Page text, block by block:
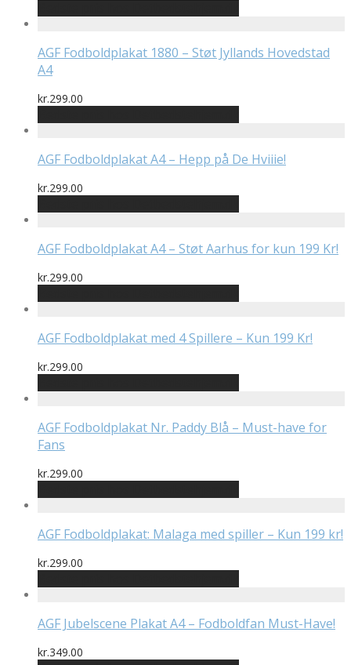
AGF Fodboldplakat 1880 – Støt Jyllands Hovedstad
A4
kr.299.00
AGF Fodboldplakat A4 – Hepp på De Hviiie!
kr.299.00
AGF Fodboldplakat A4 – Støt Aarhus for kun 199 Kr!
kr.299.00
AGF Fodboldplakat med 4 Spillere – Kun 199 Kr!
kr.299.00
AGF Fodboldplakat Nr. Paddy Blå – Must-have for
Fans
kr.299.00
AGF Fodboldplakat: Malaga med spiller – Kun 199 kr!
kr.299.00
AGF Jubelscene Plakat A4 – Fodboldfan Must-Have!
kr.349.00